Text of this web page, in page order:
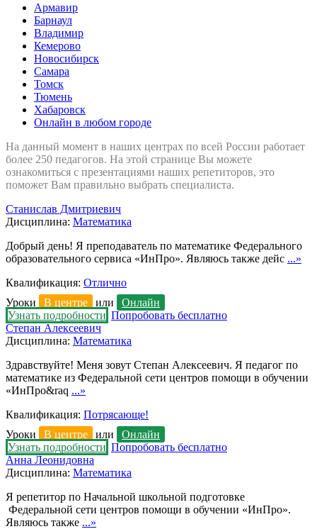
Армавир
Барнаул
Владимир
Кемерово
Новосибирск
Самара
Томск
Тюмень
Хабаровск
Онлайн в любом городе
На данный момент в наших центрах по всей России работает
более 250 педагогов. На этой странице Вы можете
ознакомиться с презентациями наших репетиторов, это
поможет Вам правильно выбрать специалиста.
Станислав Дмитриевич
Дисциплина: Математика
Добрый день! Я преподаватель по математике Федерального
образовательного сервиса «ИнПро». Являюсь также дейс ...»
Квалификация: Отлично
Уроки
В центре или
Онлайн
Узнать подробности Попробовать бесплатно
Степан Алексеевич
Дисциплина: Математика
Здравствуйте! Меня зовут Степан Алексеевич. Я педагог по
математике из Федеральной сети центров помощи в обучении
«ИнПро&raq ...»
Квалификация: Потрясающе!
Уроки
В центре или
Онлайн
Узнать подробности Попробовать бесплатно
Анна Леонидовна
Дисциплина: Математика
Я репетитор по Начальной школьной подготовке
Федеральной сети центров помощи в обучении «ИнПро».
Являюсь также ...»